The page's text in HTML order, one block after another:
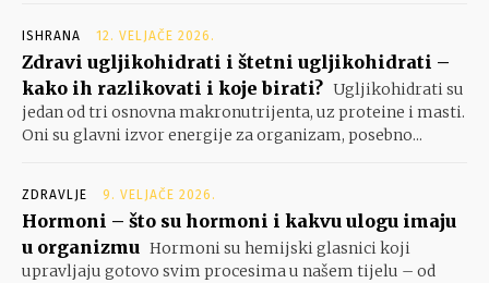
ISHRANA 12. VELJAČE 2026.
Zdravi ugljikohidrati i štetni ugljikohidrati –
kako ih razlikovati i koje birati? Ugljikohidrati su
jedan od tri osnovna makronutrijenta, uz proteine i masti.
Oni su glavni izvor energije za organizam, posebno...
ZDRAVLJE 9. VELJAČE 2026.
Hormoni – što su hormoni i kakvu ulogu imaju
u organizmu Hormoni su hemijski glasnici koji
upravljaju gotovo svim procesima u našem tijelu – od